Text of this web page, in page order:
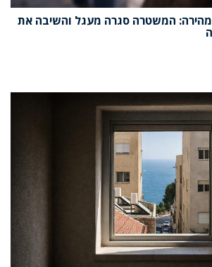
המשטרה סגרה מעגל והשיבה את